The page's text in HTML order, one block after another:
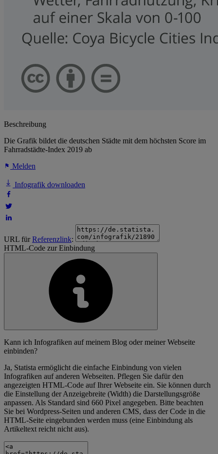
Beschreibung
Die Grafik bildet die deutschen Städte mit dem höchsten Score im
Fahrradstädte-Index 2019 ab
Melden
Infografik downloaden
URL fürReferenzlink:
HTML-Code zur Einbindung
Kann ich Infografiken auf meinem Blog oder meiner Webseite
einbinden?
Ja, Statista ermöglicht die einfache Einbindung von vielen
Infografiken auf anderen Webseiten. Pflegen Sie dafür den
angezeigten HTML-Code auf Ihrer Webseite ein. Sie können durch
die Einstellung der Anzeigebreite (Width) die Darstellungsgröße
anpassen. Als Standard sind 660 Pixel angegeben. Bitte beachten
Sie bei Wordpress-Seiten und anderen CMS, dass der Code in die
HTML-Seite eingebunden werden muss (eine Einbindung als
Artikeltext reicht nicht aus).